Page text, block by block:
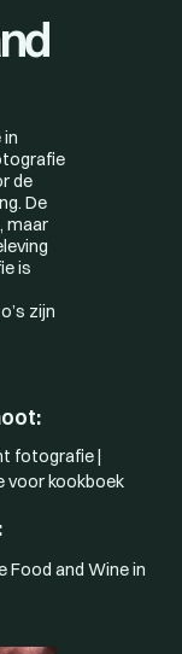
de
De
maar
is
zijn
fotografie |
voor kookboek
Food and Wine in